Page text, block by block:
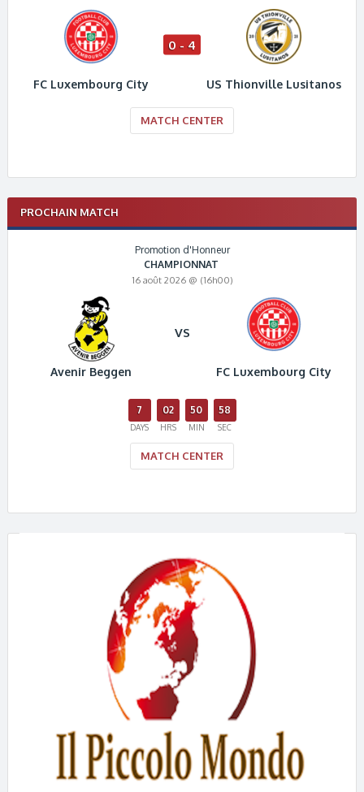
FC Luxembourg City
0 - 4
US Thionville Lusitanos
MATCH CENTER
PROCHAIN MATCH
Promotion d'Honneur
CHAMPIONNAT
16 août 2026 @ (16h00)
Avenir Beggen
VS
FC Luxembourg City
7
DAYS
02
HRS
50
MIN
58
SEC
MATCH CENTER